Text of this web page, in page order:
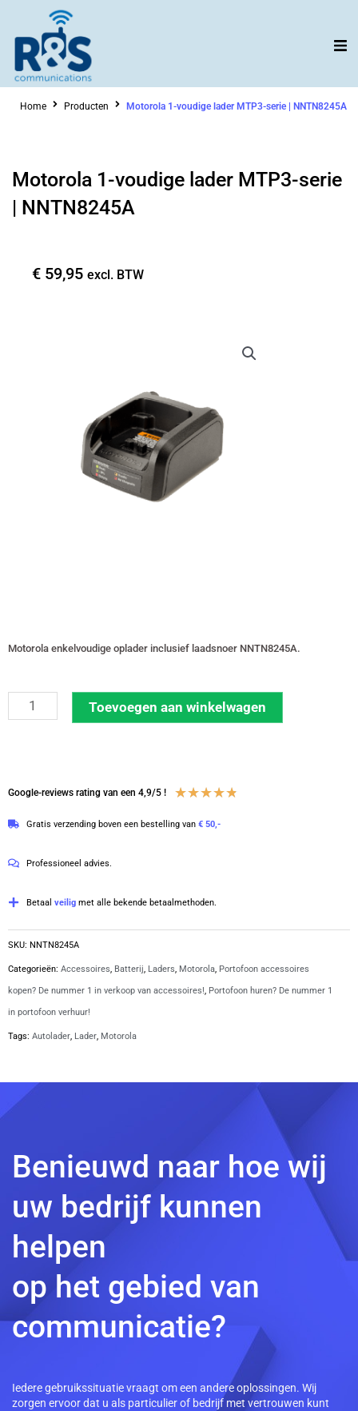
inhoud
Home Producten Motorola 1-voudige lader MTP3-serie | NNTN8245A
Motorola 1-voudige lader MTP3-serie
| NNTN8245A
€ 59,95 excl. BTW
Motorola enkelvoudige oplader inclusief laadsnoer NNTN8245A.
Motorola
1-
MTP3-
|
Toevoegen aan winkelwagen
Google-reviews rating van een 4,9/5 ! ★★★★★
Gratis verzending boven een bestelling van € 50,-
Professioneel advies.
Betaal veilig met alle bekende betaalmethoden.
SKU: NNTN8245A
Categorieën: Accessoires, Batterij, Laders, Motorola, Portofoon accessoires
kopen? De nummer 1 in verkoop van accessoires!, Portofoon huren? De nummer 1
in portofoon verhuur!
Tags: Autolader, Lader, Motorola
Benieuwd naar hoe wij
uw bedrijf kunnen
helpen
op het gebied van
communicatie?
Iedere gebruikssituatie vraagt om een andere oplossingen. Wij
zorgen ervoor dat u als particulier of bedrijf met vertrouwen kunt